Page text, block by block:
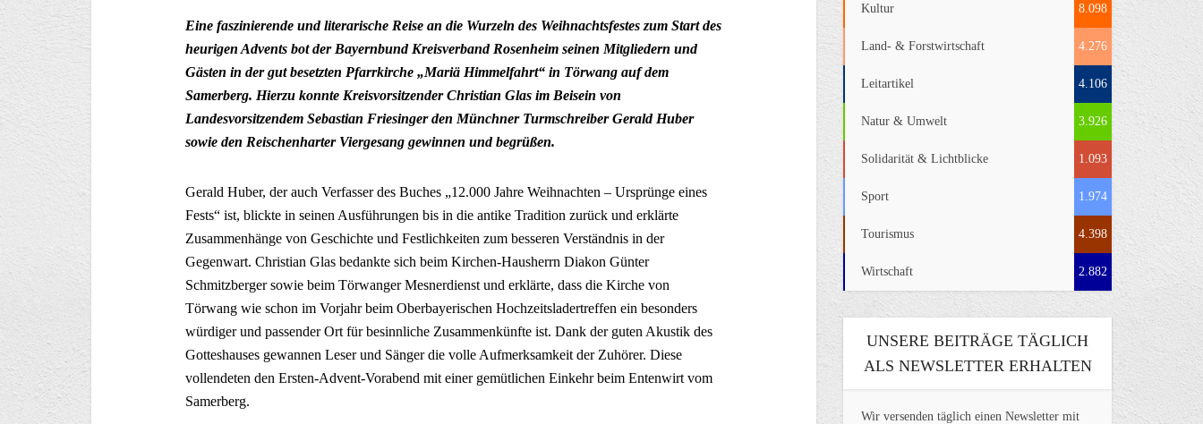
Eine faszinierende und literarische Reise an die Wurzeln des Weihnachtsfestes zum Start des
heurigen Advents bot der Bayernbund Kreisverband Rosenheim seinen Mitgliedern und
Gästen in der gut besetzten Pfarrkirche „Mariä Himmelfahrt“ in Törwang auf dem
Samerberg. Hierzu konnte Kreisvorsitzender Christian Glas im Beisein von
Landesvorsitzendem Sebastian Friesinger den Münchner Turmschreiber Gerald Huber
sowie den Reischenharter Viergesang gewinnen und begrüßen.
Gerald Huber, der auch Verfasser des Buches „12.000 Jahre Weihnachten – Ursprünge eines
Fests“ ist, blickte in seinen Ausführungen bis in die antike Tradition zurück und erklärte
Zusammenhänge von Geschichte und Festlichkeiten zum besseren Verständnis in der
Gegenwart. Christian Glas bedankte sich beim Kirchen-Hausherrn Diakon Günter
Schmitzberger sowie beim Törwanger Mesnerdienst und erklärte, dass die Kirche von
Törwang wie schon im Vorjahr beim Oberbayerischen Hochzeitsladertreffen ein besonders
würdiger und passender Ort für besinnliche Zusammenkünfte ist. Dank der guten Akustik des
Gotteshauses gewannen Leser und Sänger die volle Aufmerksamkeit der Zuhörer. Diese
vollendeten den Ersten-Advent-Vorabend mit einer gemütlichen Einkehr beim Entenwirt vom
Samerberg.
Kultur 8.098
Land- & Forstwirtschaft 4.276
Leitartikel 4.106
Natur & Umwelt 3.926
Solidarität & Lichtblicke 1.093
Sport 1.974
Tourismus 4.398
Wirtschaft 2.882
UNSERE BEITRÄGE TÄGLICH
ALS NEWSLETTER ERHALTEN
Wir versenden täglich einen Newsletter mit